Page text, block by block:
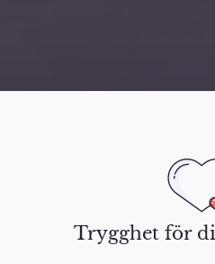
Trygghet för